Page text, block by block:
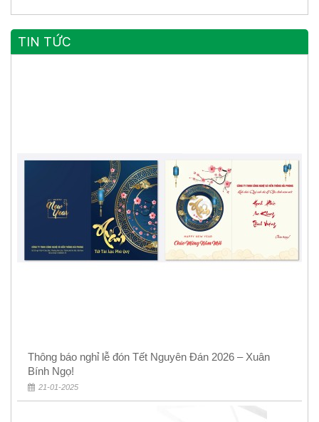
TIN TỨC
Thông báo nghỉ lễ đón Tết Nguyên Đán 2026 – Xuân
Bính Ngọ!
21-01-2025